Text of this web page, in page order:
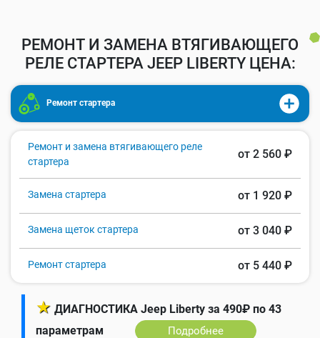
РЕМОНТ И ЗАМЕНА ВТЯГИВАЮЩЕГО
РЕЛЕ СТАРТЕРА JEEP LIBERTY ЦЕНА:
Ремонт стартера
Ремонт и замена втягивающего реле
стартера
от 2 560 ₽
Замена стартера от 1 920 ₽
Замена щеток стартера от 3 040 ₽
Ремонт стартера от 5 440 ₽
★ ДИАГНОСТИКА Jeep Liberty за 490₽ по 43
параметрам
Подробнее